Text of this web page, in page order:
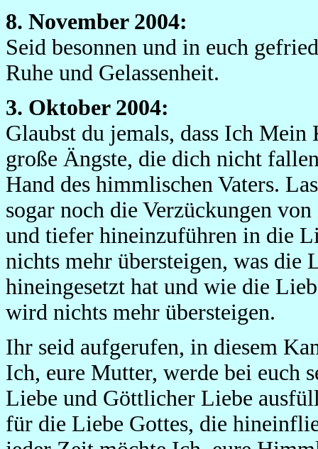
8. November 2004:
Seid besonnen und in euch
Ruhe und Gelassenheit.
3. Oktober 2004:
Glaubst du jemals, dass Ich
große Ängste, die dich nicht
Hand des himmlischen Vaters.
sogar noch die Verzückungen
und tiefer hineinzuführen in die
nichts mehr übersteigen, was die
hineingesetzt hat und wie die
wird nichts mehr übersteigen.
Ihr seid aufgerufen, in diesem
Ich, eure Mutter, werde bei euch
Liebe und Göttlicher Liebe
für die Liebe Gottes, die